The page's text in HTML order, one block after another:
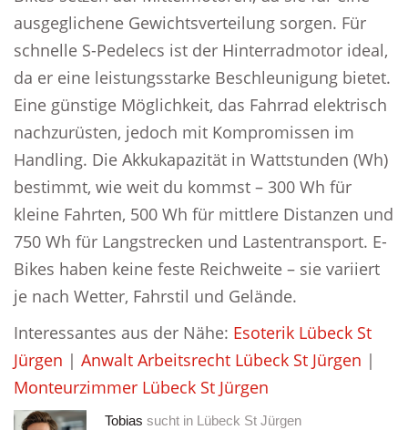
ausgeglichene Gewichtsverteilung sorgen. Für
schnelle S-Pedelecs ist der Hinterradmotor ideal,
da er eine leistungsstarke Beschleunigung bietet.
Eine günstige Möglichkeit, das Fahrrad elektrisch
nachzurüsten, jedoch mit Kompromissen im
Handling. Die Akkukapazität in Wattstunden (Wh)
bestimmt, wie weit du kommst – 300 Wh für
kleine Fahrten, 500 Wh für mittlere Distanzen und
750 Wh für Langstrecken und Lastentransport. E-
Bikes haben keine feste Reichweite – sie variiert
je nach Wetter, Fahrstil und Gelände.
Interessantes aus der Nähe: Esoterik Lübeck St
Jürgen | Anwalt Arbeitsrecht Lübeck St Jürgen |
Monteurzimmer Lübeck St Jürgen
Tobias sucht in Lübeck St Jürgen